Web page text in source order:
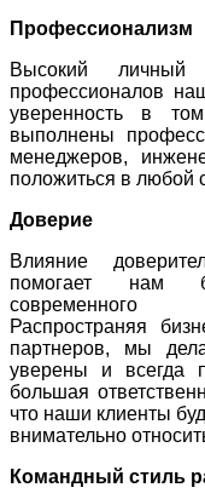
Профессионализм
Высокий личный
профессионалов
уверенность в
выполнены
менеджеров,
положиться в любой
Доверие
Влияние
помогает нам
современного
Распространяя
партнеров, мы
уверены и всегда
большая
что наши клиенты
внимательно
Командный стиль